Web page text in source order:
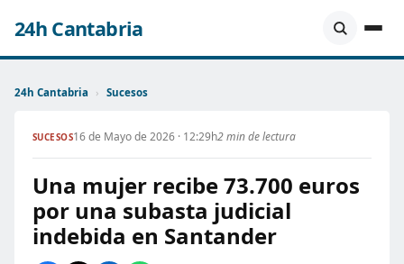
24h Cantabria
24h Cantabria › Sucesos
SUCESOS16 de Mayo de 2026 · 12:29h2 min de lectura
Una mujer recibe 73.700 euros
por una subasta judicial
indebida en Santander